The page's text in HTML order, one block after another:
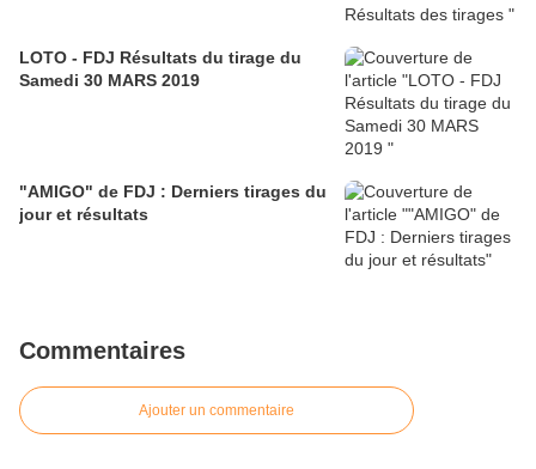
LOTO - FDJ Résultats du tirage du
Samedi 30 MARS 2019
"AMIGO" de FDJ : Derniers tirages du
jour et résultats
Commentaires
Ajouter un commentaire